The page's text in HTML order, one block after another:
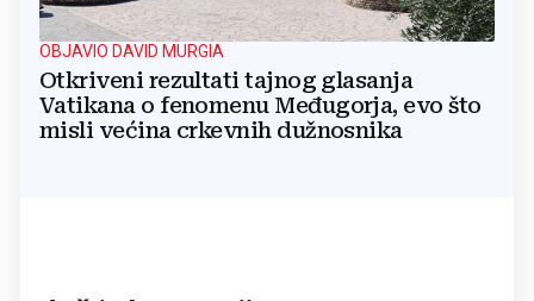
OBJAVIO DAVID MURGIA
Otkriveni rezultati tajnog glasanja
Vatikana o fenomenu Međugorja, evo što
misli većina crkevnih dužnosnika